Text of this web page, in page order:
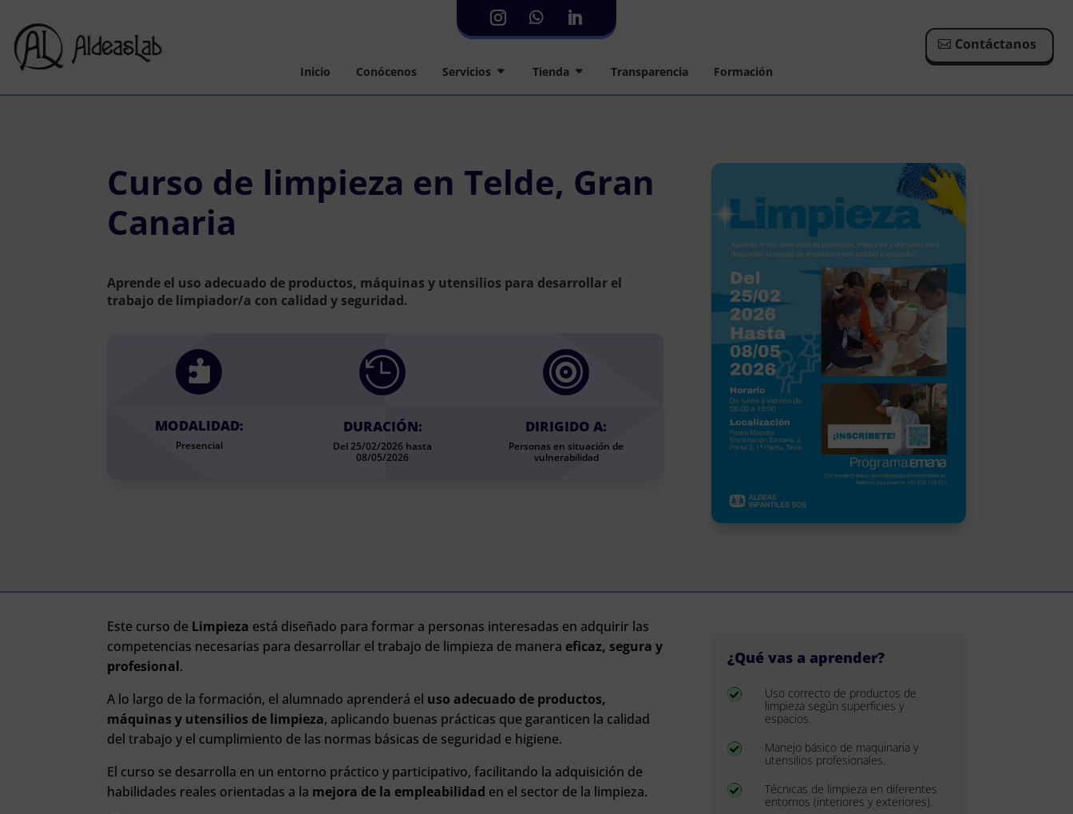
Inicio Conócenos Servicios Tienda Transparencia Formación
Contáctanos
Curso de limpieza en Telde, Gran
Canaria
Aprende el uso adecuado de productos, máquinas y utensilios para desarrollar el
trabajo de limpiador/a con calidad y seguridad.

MODALIDAD:
Presencial

DURACIÓN:
Del 25/02/2026 hasta
08/05/2026

DIRIGIDO A:
Personas en situación de
vulnerabilidad
Este curso de Limpieza está diseñado para formar a personas interesadas en adquirir las
competencias necesarias para desarrollar el trabajo de limpieza de manera eficaz, segura y
profesional.
A lo largo de la formación, el alumnado aprenderá el uso adecuado de productos,
máquinas y utensilios de limpieza, aplicando buenas prácticas que garanticen la calidad
del trabajo y el cumplimiento de las normas básicas de seguridad e higiene.
El curso se desarrolla en un entorno práctico y participativo, facilitando la adquisición de
habilidades reales orientadas a la mejora de la empleabilidad en el sector de la limpieza.
¿Qué vas a aprender?

Uso correcto de productos de
limpieza según superficies y
espacios.

Manejo básico de maquinaria y
utensilios profesionales.

Técnicas de limpieza en diferentes
entornos (interiores y exteriores).